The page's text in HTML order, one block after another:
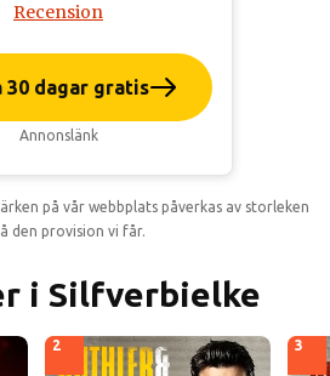
Recension
30 dagar gratis
Annonslänk
på vår webbplats påverkas av storleken
den provision vi får.
i Silfverbielke
2 3